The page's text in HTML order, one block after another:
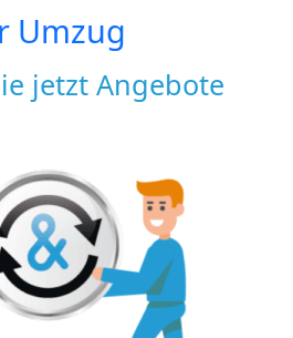
Umzug
jetzt Angebote